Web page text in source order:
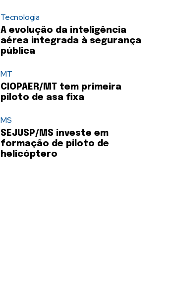
Tecnologia
A evolução da inteligência
aérea integrada à segurança
pública
MT
CIOPAER/MT tem primeira
piloto de asa fixa
MS
SEJUSP/MS investe em
formação de piloto de
helicóptero